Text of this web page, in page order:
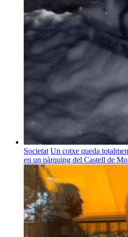
Societat Un cotxe queda
en un pàrquing del Castell de